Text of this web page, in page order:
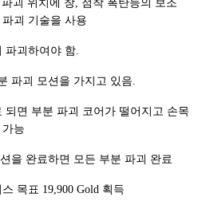
괴 위치에 창, 점착 폭탄등의 보조
괴 기술을 사용
파괴하여야 함.
파괴 모션을 가지고 있음.
되면 부분 파괴 코어가 떨어지고 손목
능
을 완료하면 모든 부분 파괴 완료
목표 19,900 Gold 획득